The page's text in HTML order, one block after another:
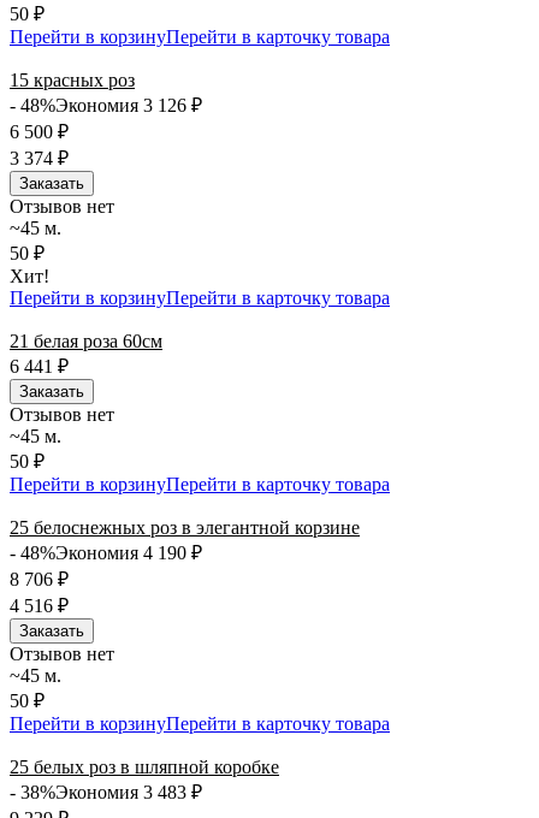
50 ₽
Перейти в корзинуПерейти в карточку товара
15 красных роз
- 48%Экономия 3 126 ₽
6 500 ₽
3 374 ₽
Заказать
Отзывов нет
~45 м.
50 ₽
Хит!
Перейти в корзинуПерейти в карточку товара
21 белая роза 60см
6 441
₽
Заказать
Отзывов нет
~45 м.
50 ₽
Перейти в корзинуПерейти в карточку товара
25 белоснежных роз в элегантной корзине
- 48%Экономия 4 190 ₽
8 706 ₽
4 516 ₽
Заказать
Отзывов нет
~45 м.
50 ₽
Перейти в корзинуПерейти в карточку товара
25 белых роз в шляпной коробке
- 38%Экономия 3 483 ₽